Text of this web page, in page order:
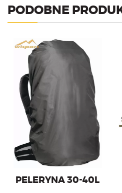
PODOBNE
Peleryna przeciwdeszczowa
na plecak o pojemności 30-
PELERYNA 30-40L